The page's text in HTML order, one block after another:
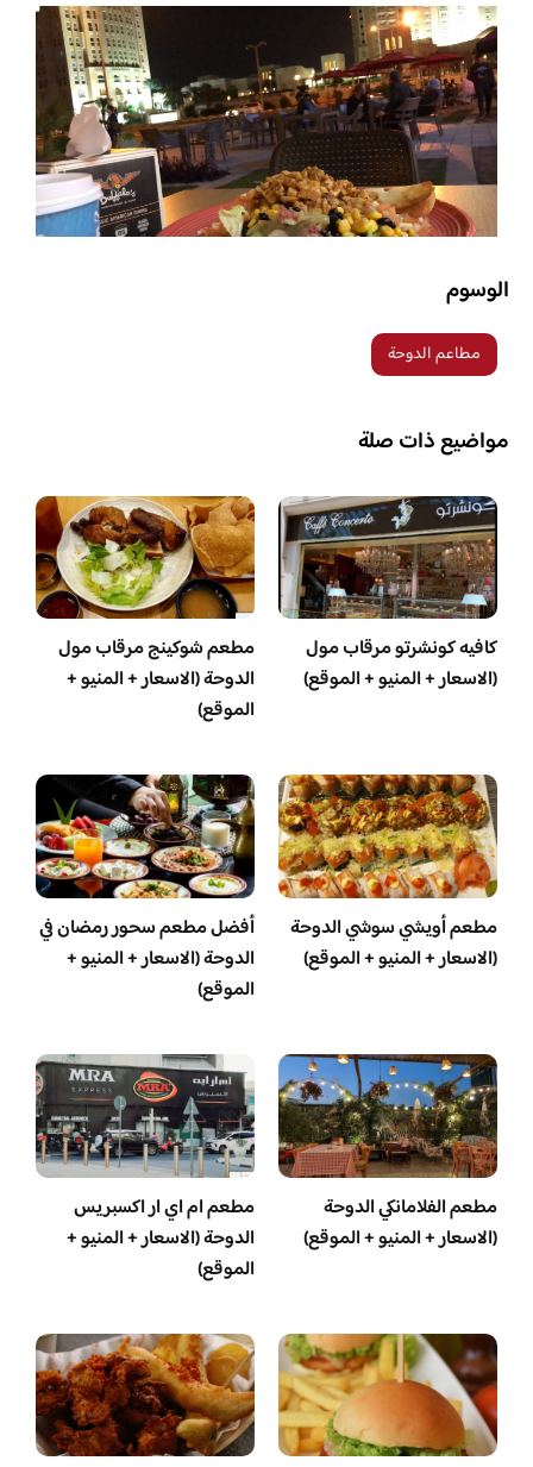
الوسوم
مطاعم الدوحة
مواضيع ذات صلة
كافيه كونشرتو مرقاب مول
(الاسعار + المنيو + الموقع)
مطعم شوكينج مرقاب مول
الدوحة (الاسعار + المنيو +
الموقع)
مطعم أويشي سوشي الدوحة
(الاسعار + المنيو + الموقع)
أفضل مطعم سحور رمضان في
الدوحة (الاسعار + المنيو +
الموقع)
مطعم الفلامانكي الدوحة
(الاسعار + المنيو + الموقع)
مطعم ام اي ار اكسبريس
الدوحة (الاسعار + المنيو +
الموقع)